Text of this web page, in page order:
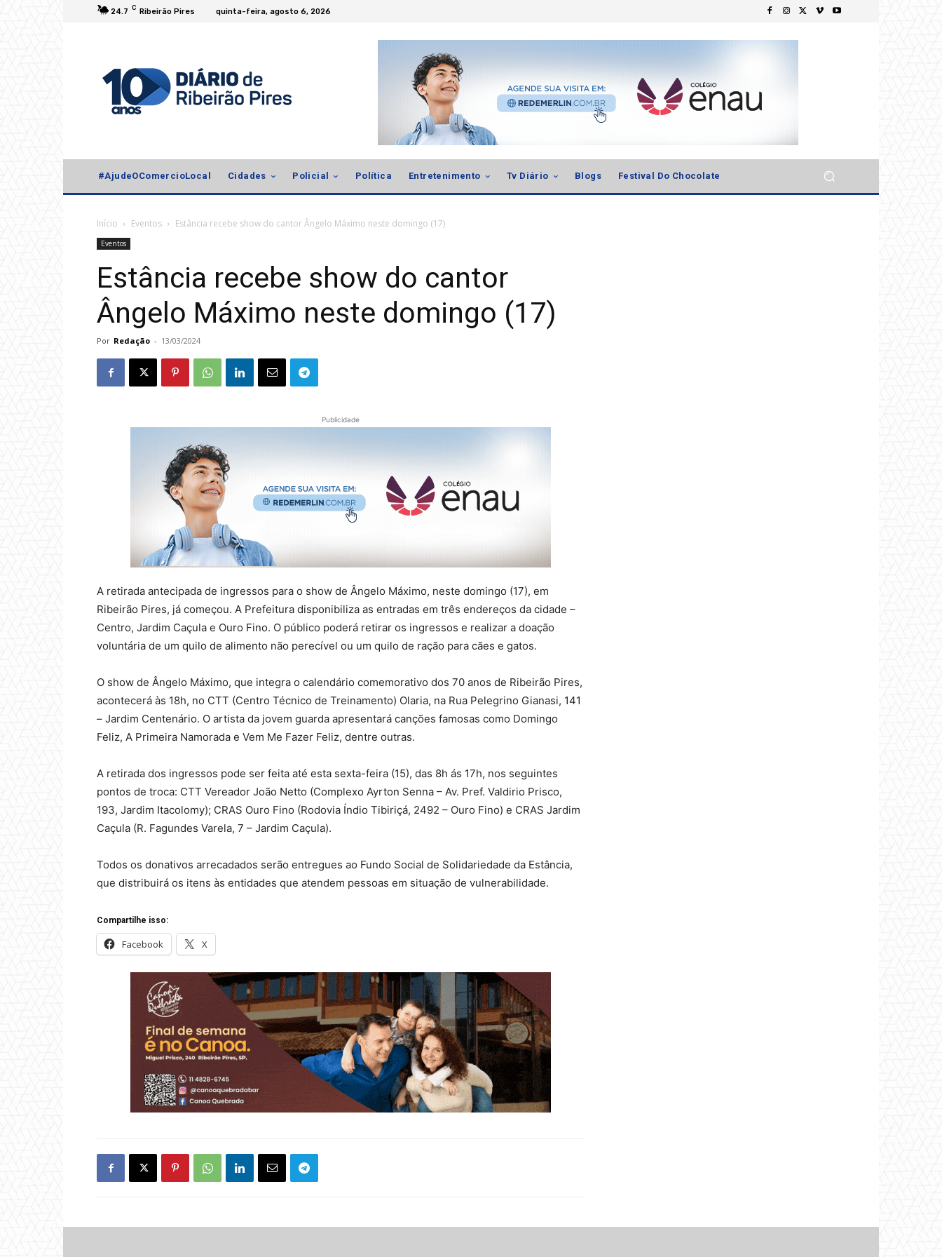
24.7 C Ribeirão Pires quinta-feira, agosto 6, 2026
#AjudeOComercioLocal Cidades Policial Política Entretenimento Tv Diário Blogs Festival Do Chocolate
Início Eventos Estância recebe show do cantor Ângelo Máximo neste domingo (17)
Eventos
Estância recebe show do cantor
Ângelo Máximo neste domingo (17)
Por Redação - 13/03/2024
Publicidade
A retirada antecipada de ingressos para o show de Ângelo Máximo, neste domingo (17), em
Ribeirão Pires, já começou. A Prefeitura disponibiliza as entradas em três endereços da cidade –
Centro, Jardim Caçula e Ouro Fino. O público poderá retirar os ingressos e realizar a doação
voluntária de um quilo de alimento não perecível ou um quilo de ração para cães e gatos.
O show de Ângelo Máximo, que integra o calendário comemorativo dos 70 anos de Ribeirão Pires,
acontecerá às 18h, no CTT (Centro Técnico de Treinamento) Olaria, na Rua Pelegrino Gianasi, 141
– Jardim Centenário. O artista da jovem guarda apresentará canções famosas como Domingo
Feliz, A Primeira Namorada e Vem Me Fazer Feliz, dentre outras.
A retirada dos ingressos pode ser feita até esta sexta-feira (15), das 8h ás 17h, nos seguintes
pontos de troca: CTT Vereador João Netto (Complexo Ayrton Senna – Av. Pref. Valdirio Prisco,
193, Jardim Itacolomy); CRAS Ouro Fino (Rodovia Índio Tibiriçá, 2492 – Ouro Fino) e CRAS Jardim
Caçula (R. Fagundes Varela, 7 – Jardim Caçula).
Todos os donativos arrecadados serão entregues ao Fundo Social de Solidariedade da Estância,
que distribuirá os itens às entidades que atendem pessoas em situação de vulnerabilidade.
Compartilhe isso:
Facebook X